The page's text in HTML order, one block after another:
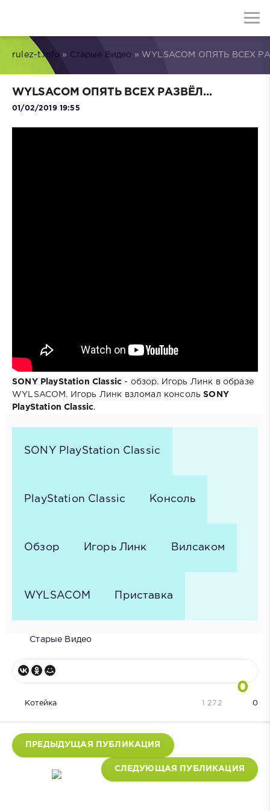
rulez-t.info » Старые Видео » WYLSACOM ОПЯТЬ ВСЕХ
WYLSACOM ОПЯТЬ ВСЕХ РАЗВЁЛ...
01/02/2019 19:55
SONY PlayStation Classic - обзор. Игорь Линк в образе
WYLSACOM. Игорь Линк взломал консольSONY
PlayStation Classic.
SONY PlayStation Classic
PlayStation Classic Консоль
Обзор Игорь Линк Вилсаком
WYLSACOM Приставка
Старые Видео
0
Котейка 0
1 272
ПРЕДЫДУЩАЯ ПУБЛИКАЦИЯ
СЛЕДУЮЩАЯ ПУБЛИКАЦИЯ